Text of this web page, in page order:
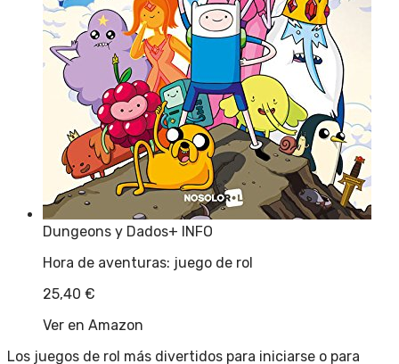
Dungeons y Dados+ INFO
Hora de aventuras: juego de rol
25,40 €
Ver en Amazon
Los juegos de rol más divertidos para iniciarse o para